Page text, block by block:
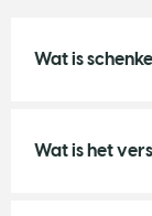
Wat is
Wat is het